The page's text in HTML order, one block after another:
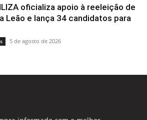
oficializa apoio à reeleição de
Leão e lança 34 candidatos para
5 de agosto de 2026